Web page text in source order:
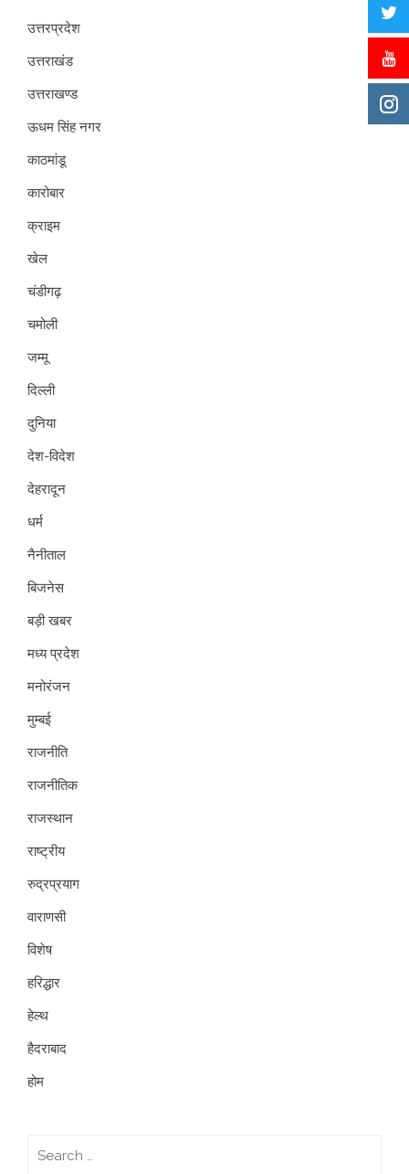
उत्तरप्रदेश
उत्तराखंड
उत्तराखण्ड
ऊधम सिंह नगर
काठमांडू
कारोबार
क्राइम
खेल
चंडीगढ़
चमोली
जम्मू
दिल्ली
दुनिया
देश-विदेश
देहरादून
धर्म
नैनीताल
बिजनेस
बड़ी खबर
मध्य प्रदेश
मनोरंजन
मुम्बई
राजनीति
राजनीतिक
राजस्थान
राष्ट्रीय
रुद्रप्रयाग
वाराणसी
विशेष
हरिद्धार
हेल्थ
हैदराबाद
होम